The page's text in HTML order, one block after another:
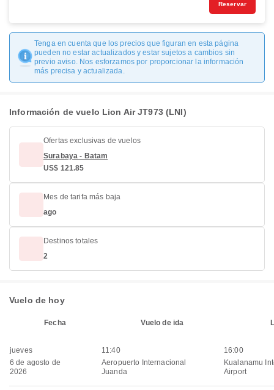
Reservar
Tenga en cuenta que los precios que figuran en esta página
pueden no estar actualizados y estar sujetos a cambios sin
previo aviso. Nos esforzamos por proporcionar la información
más precisa y actualizada.
Información de vuelo Lion Air JT973 (LNI)
Ofertas exclusivas de vuelos
Surabaya - Batam
US$ 121.85
Mes de tarifa más baja
ago
Destinos totales
2
Vuelo de hoy
Fecha Vuelo de ida
jueves
6 de agosto de
2026
11:40
Aeropuerto Internacional
Juanda
16:00
Kualanamu
Airport